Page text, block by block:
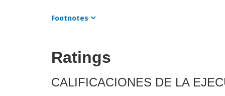
Footnotes
Ratings
CALIFICACIONES DE LA